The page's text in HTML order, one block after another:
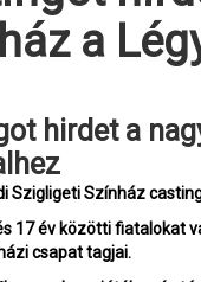
a
Szigligeti Színház
17 év közötti fiatalokat
csapat tagjai.